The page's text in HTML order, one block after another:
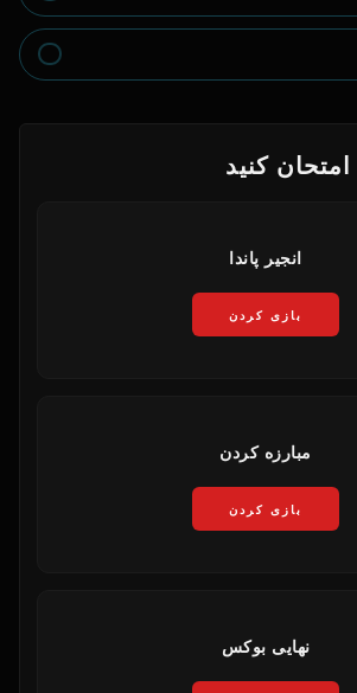
امتحان کنید
انجیر پاندا
بازی کردن
مبارزه کردن
بازی کردن
نهایی بوکس